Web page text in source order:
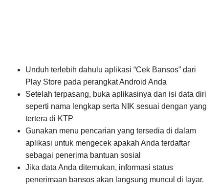
Unduh terlebih dahulu aplikasi “Cek Bansos” dari
Play Store pada perangkat Android Anda
Setelah terpasang, buka aplikasinya dan isi data diri
seperti nama lengkap serta NIK sesuai dengan yang
tertera di KTP
Gunakan menu pencarian yang tersedia di dalam
aplikasi untuk mengecek apakah Anda terdaftar
sebagai penerima bantuan sosial
Jika data Anda ditemukan, informasi status
penerimaan bansos akan langsung muncul di layar.